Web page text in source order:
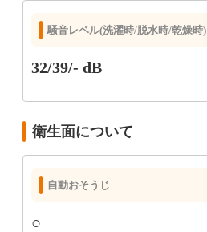
騒音レベル(洗濯時/脱水時/乾燥時)
32/39/- dB
衛生面について
自動おそうじ
○